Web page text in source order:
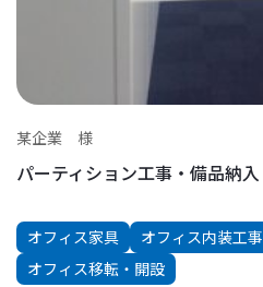
某企業 様
パーティション工事・備品納入
オフィス家具 オフィス内装工事
オフィス移転・開設